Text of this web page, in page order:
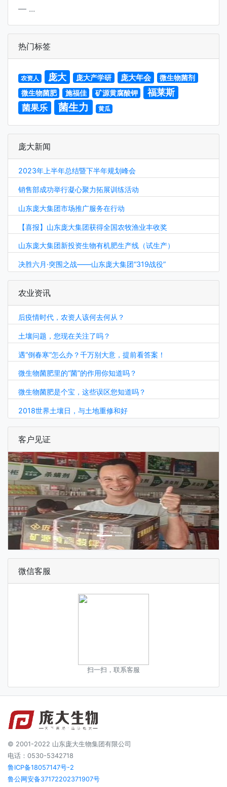
...
热门标签
农资人 庞大 庞大产学研 庞大年会
微生物菌剂
微生物菌肥
施福佳 矿源黄腐酸钾
福莱斯
菌果乐
菌生力 黄瓜
庞大新闻
2023年上半年总结暨下半年规划峰会
销售部成功举行凝心聚力拓展训练活动
山东庞大集团市场推广服务在行动
【喜报】山东庞大集团获得全国农牧渔业丰收奖
山东庞大集团新投资生物有机肥生产线（试生产）
决胜六月·突围之战——山东庞大集团“319战役”
农业资讯
后疫情时代，农资人该何去何从？
土壤问题，您现在关注了吗？
遇“倒春寒”怎么办？千万别大意，提前看答案！
微生物菌肥里的“菌”的作用你知道吗？
微生物菌肥是个宝，这些误区您知道吗？
2018世界土壤日，与土地重修和好
客户见证
微信客服
扫一扫，联系客服
© 2001-2022 山东庞大生物集团有限公司
电话：0530-5342718
鲁ICP备18057147号-2
鲁公网安备37172202371907号